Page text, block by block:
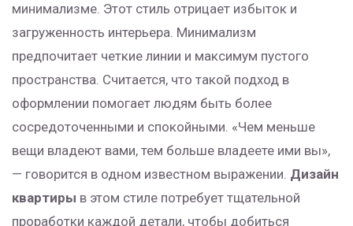
минимализме. Этот стиль отрицает избыток и
загруженность интерьера. Минимализм
предпочитает четкие линии и максимум пустого
пространства. Считается, что такой подход в
оформлении помогает людям быть более
сосредоточенными и спокойными. «Чем меньше
вещи владеют вами, тем больше владеете ими вы»,
— говорится в одном известном выражении. Дизайн
квартиры в этом стиле потребует тщательной
проработки каждой детали, чтобы добиться